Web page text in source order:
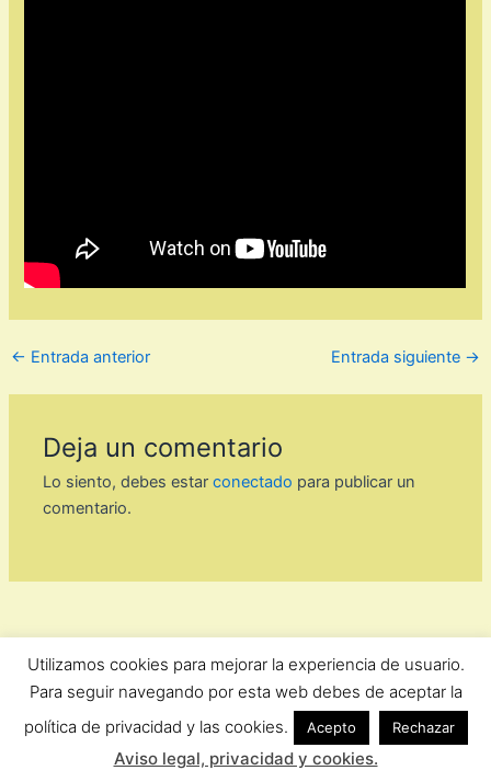
← Entrada anterior Entrada siguiente →
Deja un comentario
Lo siento, debes estarconectado para publicar un
comentario.
ForoComprasOnline Copyright © 2026 | Privacidad
Utilizamos cookies para mejorar la experiencia de usuario.
Para seguir navegando por esta web debes de aceptar la
política de privacidad y las cookies.
Acepto Rechazar
Aviso legal, privacidad y cookies.